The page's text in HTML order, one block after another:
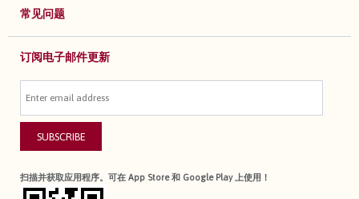
常见问题
订阅电子邮件更新
SUBSCRIBE
扫描并获取应用程序。可在 App Store 和 Google Play 上使用！